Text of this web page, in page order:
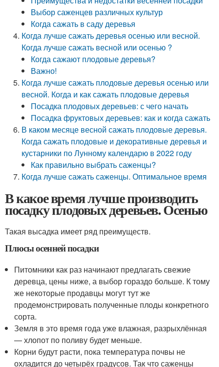
Выбор саженцев различных культур
Когда сажать в саду деревья
Когда лучше сажать деревья осенью или весной.
Когда лучше сажать весной или осенью ?
Когда сажают плодовые деревья?
Важно!
Когда лучше сажать плодовые деревья осенью или
весной. Когда и как сажать плодовые деревья
Посадка плодовых деревьев: с чего начать
Посадка фруктовых деревьев: как и когда сажать
В каком месяце весной сажать плодовые деревья.
Когда сажать плодовые и декоративные деревья и
кустарники по Лунному календарю в 2022 году
Как правильно выбрать саженцы?
Когда лучше сажать саженцы. Оптимальное время
В какое время лучше производить
посадку плодовых деревьев. Осенью
Такая высадка имеет ряд преимуществ.
Плюсы осенней посадки
Питомники как раз начинают предлагать свежие
деревца, цены ниже, а выбор гораздо больше. К тому
же некоторые продавцы могут тут же
продемонстрировать полученные плоды конкретного
сорта.
Земля в это время года уже влажная, разрыхлённая
— хлопот по поливу будет меньше.
Корни будут расти, пока температура почвы не
охладится до четырёх градусов. Так что саженцы